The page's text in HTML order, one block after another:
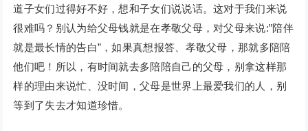
道子女们过得好不好，想和子女们说说话。这对于我们来说
很难吗？别认为给父母钱就是在孝敬父母，对父母来说:”陪伴
就是最长情的告白”，如果真想报答、孝敬父母，那就多陪陪
他们吧！所以，有时间就去多陪陪自己的父母，别拿这样那
样的理由来说忙、没时间，父母是世界上最爱我们的人，别
等到了失去才知道珍惜。